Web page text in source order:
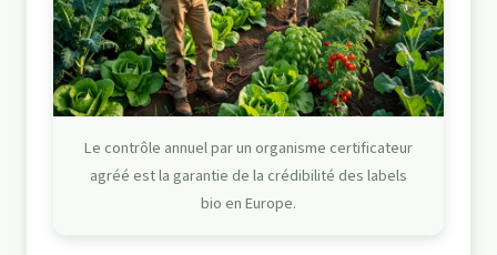
Le contrôle annuel par un organisme certificateur
agréé est la garantie de la crédibilité des labels
bio en Europe.